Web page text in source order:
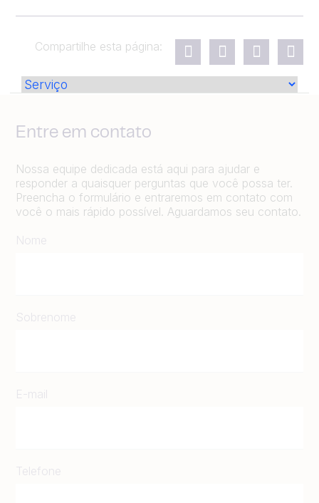
Compartilhe esta página:
Entre em contato
Nossa equipe dedicada está aqui para ajudar e
responder a quaisquer perguntas que você possa ter.
Preencha o formulário e entraremos em contato com
você o mais rápido possível. Aguardamos seu contato.
Nome
Sobrenome
E-mail
Telefone